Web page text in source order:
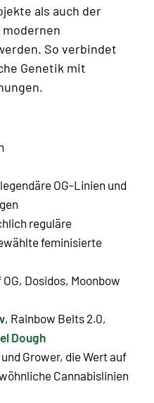
als auch der
So verbindet
Genetik mit
OG-Linien und
reguläre
feminisierte
OG, Dosidos, Moonbow
, Rainbow Belts 2.0,
Dough
Grower, die Wert auf
Cannabislinien